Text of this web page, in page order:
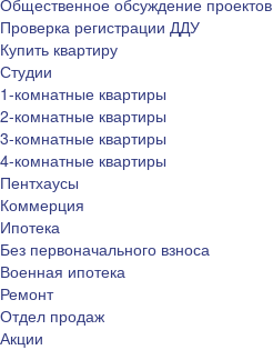
Общественное обсуждение проектов
Проверка регистрации ДДУ
Купить квартиру
Студии
1-комнатные квартиры
2-комнатные квартиры
3-комнатные квартиры
4-комнатные квартиры
Пентхаусы
Коммерция
Ипотека
Без первоначального взноса
Военная ипотека
Ремонт
Отдел продаж
Акции